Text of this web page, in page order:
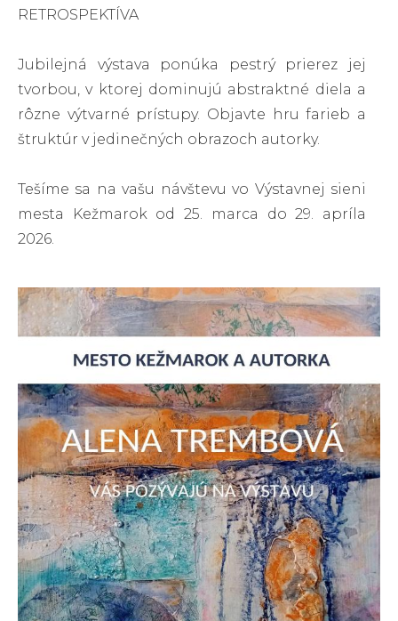
RETROSPEKTÍVA
Jubilejná výstava ponúka pestrý prierez jej
tvorbou, v ktorej dominujú abstraktné diela a
rôzne výtvarné prístupy. Objavte hru farieb a
štruktúr v jedinečných obrazoch autorky.
Tešíme sa na vašu návštevu vo Výstavnej sieni
mesta Kežmarok od 25. marca do 29. apríla
2026.